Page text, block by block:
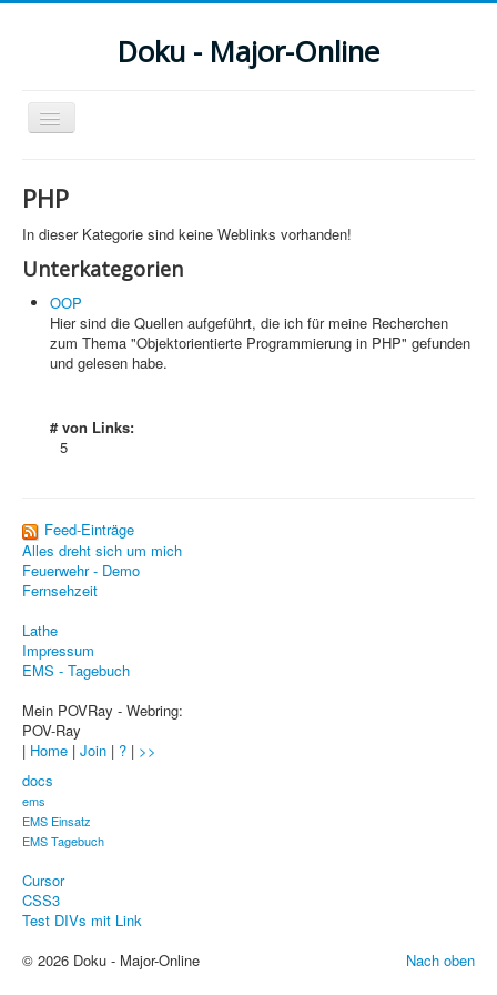
Doku - Major-Online
Navigation
an/aus
PovRay
PHP
Webdesign
Grafik
PovRay +
Home
PovRay
PHP
Webdesign
CMS
Grafik
JavaScript
Sicherheit
Home
PHP
In dieser Kategorie sind keine Weblinks vorhanden!
Unterkategorien
OOP
Hier sind die Quellen aufgeführt, die ich für meine Recherchen
zum Thema "Objektorientierte Programmierung in PHP" gefunden
und gelesen habe.
# von Links:
5
Feed-Einträge
Alles dreht sich um mich
Feuerwehr - Demo
Fernsehzeit
Lathe
Impressum
EMS - Tagebuch
Mein POVRay - Webring:
POV-Ray
| Home | Join | ? | >>
docs
ems
EMS Einsatz
EMS Tagebuch
Cursor
CSS3
Test DIVs mit Link
Nach oben
© 2026 Doku - Major-Online